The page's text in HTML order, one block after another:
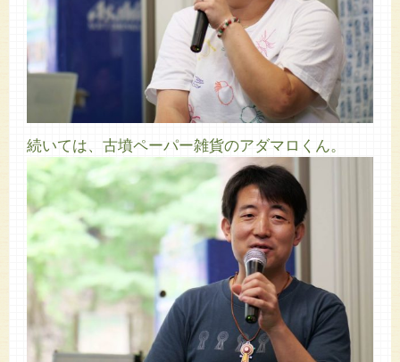
続いては、古墳ペーパー雑貨のアダマロくん。